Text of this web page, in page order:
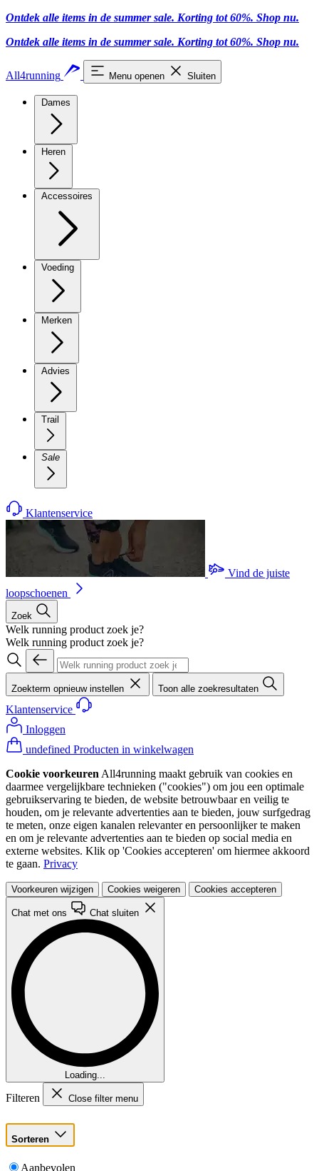
Ontdek alle items in de summer sale. Korting tot 60%. Shop nu.
Ontdek alle items in de summer sale. Korting tot 60%. Shop nu.
All4running Menu openen Sluiten
Dames
Heren
Accessoires
Voeding
Merken
Advies
Trail
Sale
Klantenservice
Vind de juiste
loopschoenen
Zoek
Welk running product zoek je?
Welk running product zoek je?
Zoekterm opnieuw instellen Toon alle zoekresultaten
Klantenservice
Inloggen
undefined Producten in winkelwagen
Cookie voorkeuren All4running maakt gebruik van cookies en
daarmee vergelijkbare technieken ("cookies") om jou een optimale
gebruikservaring te bieden, de website betrouwbaar en veilig te
houden, om je relevante advertenties aan te bieden, jouw surfgedrag
te meten, onze eigen kanalen relevanter en persoonlijker te maken
en om je relevante advertenties aan te bieden op social media en
externe websites. Klik op 'Cookies accepteren' om hiermee akkoord
te gaan. Privacy
Voorkeuren wijzigen Cookies weigeren Cookies accepteren
Chat met ons Chat sluiten
Loading...
Filteren Close filter menu
Sorteren
Aanbevolen